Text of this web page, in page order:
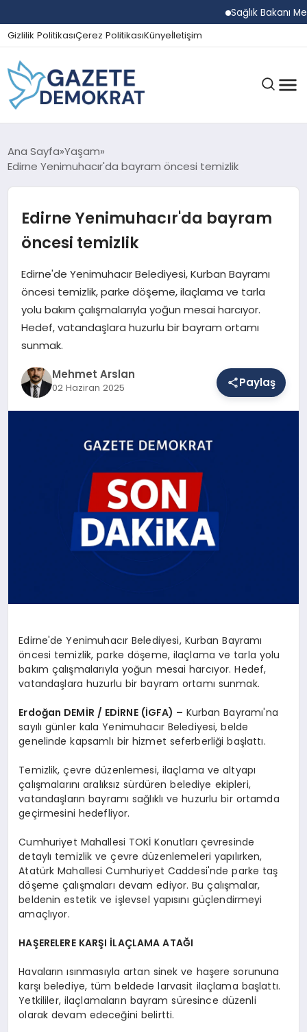
Sağlık Bakanı
Gizlilik PolitikasıÇerez PolitikasıKünyeİletişim
GÜNDEM
SPOR
SAĞLIK
Ana Sayfa Yaşam
Edirne Yenimuhacır'da bayram öncesi temizlik
Edirne Yenimuhacır'da bayram
öncesi temizlik
Edirne'de Yenimuhacır Belediyesi, Kurban Bayramı
öncesi temizlik, parke döşeme, ilaçlama ve tarla
yolu bakım çalışmalarıyla yoğun mesai harcıyor.
Hedef, vatandaşlara huzurlu bir bayram ortamı
sunmak.
Mehmet Arslan
02 Haziran 2025 Paylaş
Edirne'de Yenimuhacır Belediyesi, Kurban Bayramı
öncesi temizlik, parke döşeme, ilaçlama ve tarla yolu
bakım çalışmalarıyla yoğun mesai harcıyor. Hedef,
vatandaşlara huzurlu bir bayram ortamı sunmak.
Erdoğan DEMİR / EDİRNE (İGFA) – Kurban Bayramı'na
sayılı günler kala Yenimuhacır Belediyesi, belde
genelinde kapsamlı bir hizmet seferberliği başlattı.
Temizlik, çevre düzenlemesi, ilaçlama ve altyapı
çalışmalarını aralıksız sürdüren belediye ekipleri,
vatandaşların bayramı sağlıklı ve huzurlu bir ortamda
geçirmesini hedefliyor.
Cumhuriyet Mahallesi TOKİ Konutları çevresinde
detaylı temizlik ve çevre düzenlemeleri yapılırken,
Atatürk Mahallesi Cumhuriyet Caddesi'nde parke taş
döşeme çalışmaları devam ediyor. Bu çalışmalar,
beldenin estetik ve işlevsel yapısını güçlendirmeyi
amaçlıyor.
HAŞERELERE KARŞI İLAÇLAMA ATAĞI
Havaların ısınmasıyla artan sinek ve haşere sorununa
karşı belediye, tüm beldede larvasit ilaçlama başlattı.
Yetkililer, ilaçlamaların bayram süresince düzenli
olarak devam edeceğini belirtti.